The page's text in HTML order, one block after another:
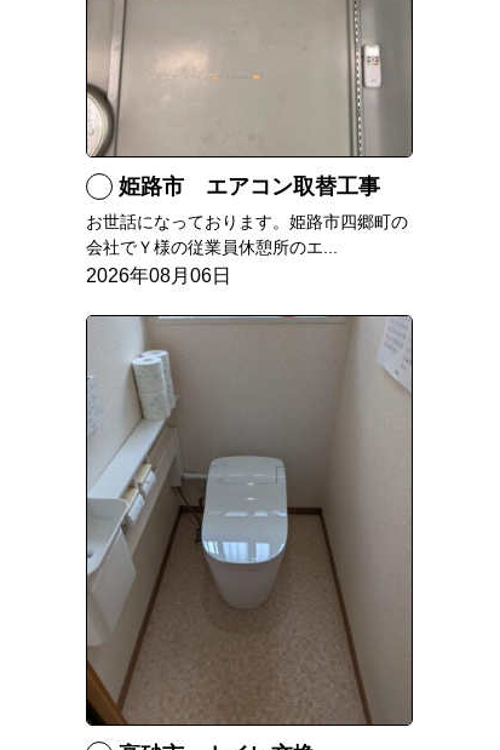
姫路市 エアコン取替工事
お世話になっております。姫路市四郷町の
会社でＹ様の従業員休憩所のエ...
2026年08月06日